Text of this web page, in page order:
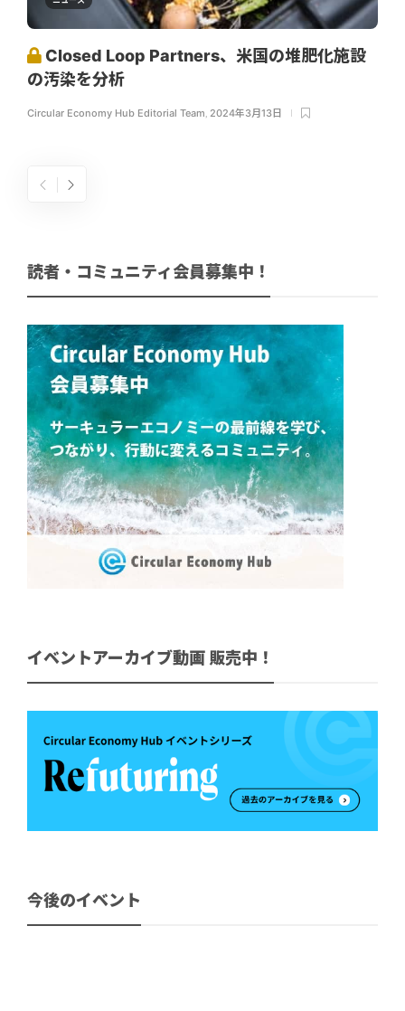
Closed Loop Partners、米国の堆肥化施設
の汚染を分析
Circular Economy Hub Editorial Team, 2024年3月13日
読者・コミュニティ会員募集中！
イベントアーカイブ動画 販売中！
今後のイベント